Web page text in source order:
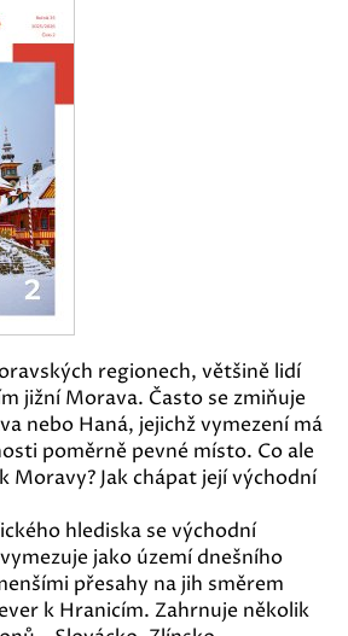
regionech, většině lidí
jižní Morava. Často se zmiňuje
nebo Haná, jejichž vymezení má
poměrně pevné místo. Co ale
Moravy? Jak chápat její východní
hlediska se východní
jako území dnešního
přesahy na jih směrem
k Hranicím. Zahrnuje několik